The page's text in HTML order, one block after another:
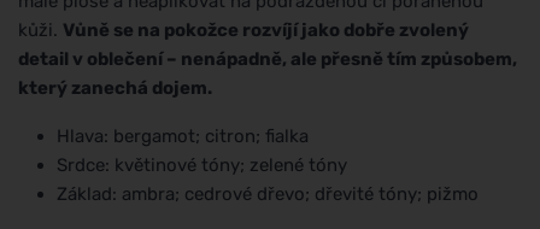
kůži. Vůně se na pokožce rozvíjí jako dobře zvolený
detail v oblečení – nenápadně, ale přesně tím způsobem,
který zanechá dojem.
Hlava: bergamot; citron; fialka
Srdce: květinové tóny; zelené tóny
Základ: ambra; cedrové dřevo; dřevité tóny; pižmo